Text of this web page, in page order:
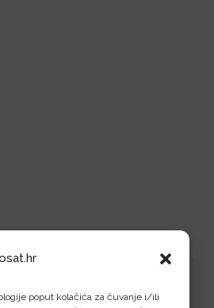
poput kolačića za čuvanje i/ili